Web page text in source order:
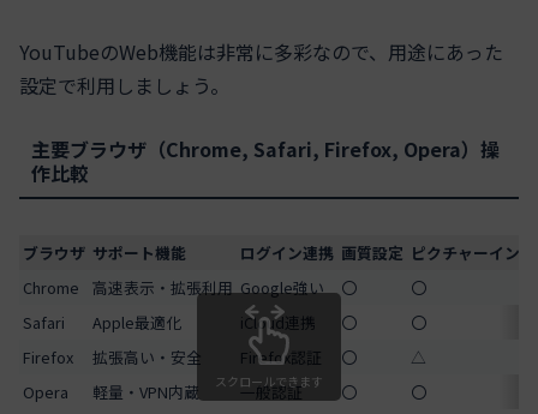
YouTubeのWeb機能は非常に多彩なので、用途にあった
設定で利用しましょう。
主要ブラウザ（Chrome, Safari, Firefox, Opera）操
作比較
ブラウザ サポート機能 ログイン連携 画質設定 ピクチャーイン
Chrome
高速表示・拡張利用 Google強い 〇
〇
Safari
Apple最適化 iCloud連携 〇
〇
Firefox
拡張高い・安全 Firefox認証 〇
△
Opera
軽量・VPN内蔵 一般認証 〇 〇
スクロールできます